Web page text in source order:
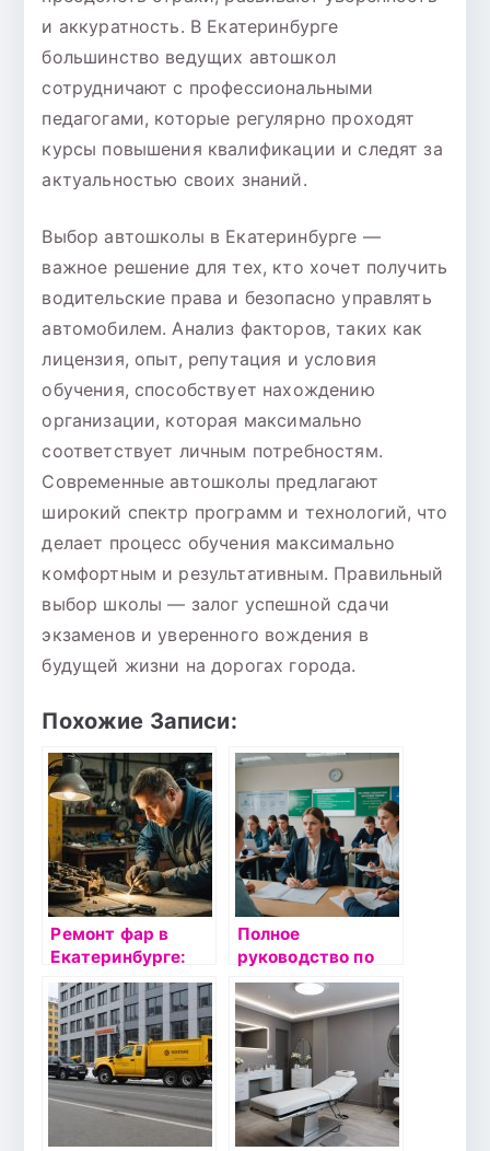
и аккуратность. В Екатеринбурге
большинство ведущих автошкол
сотрудничают с профессиональными
педагогами, которые регулярно проходят
курсы повышения квалификации и следят за
актуальностью своих знаний.
Выбор автошколы в Екатеринбурге —
важное решение для тех, кто хочет получить
водительские права и безопасно управлять
автомобилем. Анализ факторов, таких как
лицензия, опыт, репутация и условия
обучения, способствует нахождению
организации, которая максимально
соответствует личным потребностям.
Современные автошколы предлагают
широкий спектр программ и технологий, что
делает процесс обучения максимально
комфортным и результативным. Правильный
выбор школы — залог успешной сдачи
экзаменов и уверенного вождения в
будущей жизни на дорогах города.
Похожие Записи:
Ремонт фар в
Екатеринбурге:
как выбрать
качественное
обслуживание по
доступной цене
Полное
руководство по
обучению на
права категории B
в автошколе
Сатурн Казань